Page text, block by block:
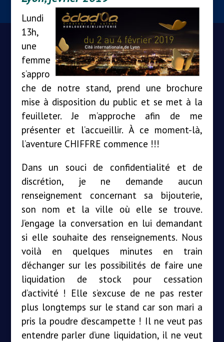
Lundi
13h,
une
femme
s’appro
che de notre stand, prend une brochure
mise à disposition du public et se met à la
feuilleter. Je m’approche afin de me
présenter et l’accueillir. À ce moment-là,
l’aventure CHIFFRE commence !!!
Dans un souci de confidentialité et de
discrétion, je ne demande aucun
renseignement concernant sa bijouterie,
son nom et la ville où elle se trouve.
J’engage la conversation en lui demandant
si elle souhaite des renseignements. Nous
voilà en quelques minutes en train
d’échanger sur les possibilités de faire une
liquidation de stock pour cessation
d’activité ! Elle s’excuse de ne pas rester
plus longtemps sur le stand car son mari a
pris la poudre d’escampette ! Il ne veut pas
entendre parler d’une liquidation, il ne veut